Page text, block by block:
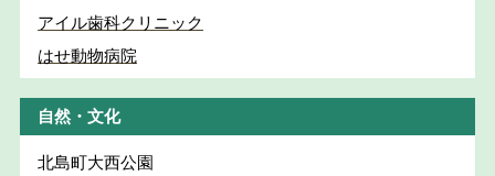
アイル歯科クリニック
はせ動物病院
自然・文化
北島町大西公園